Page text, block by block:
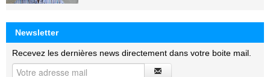
Newsletter
Recevez les dernières news directement dans votre boite mail.